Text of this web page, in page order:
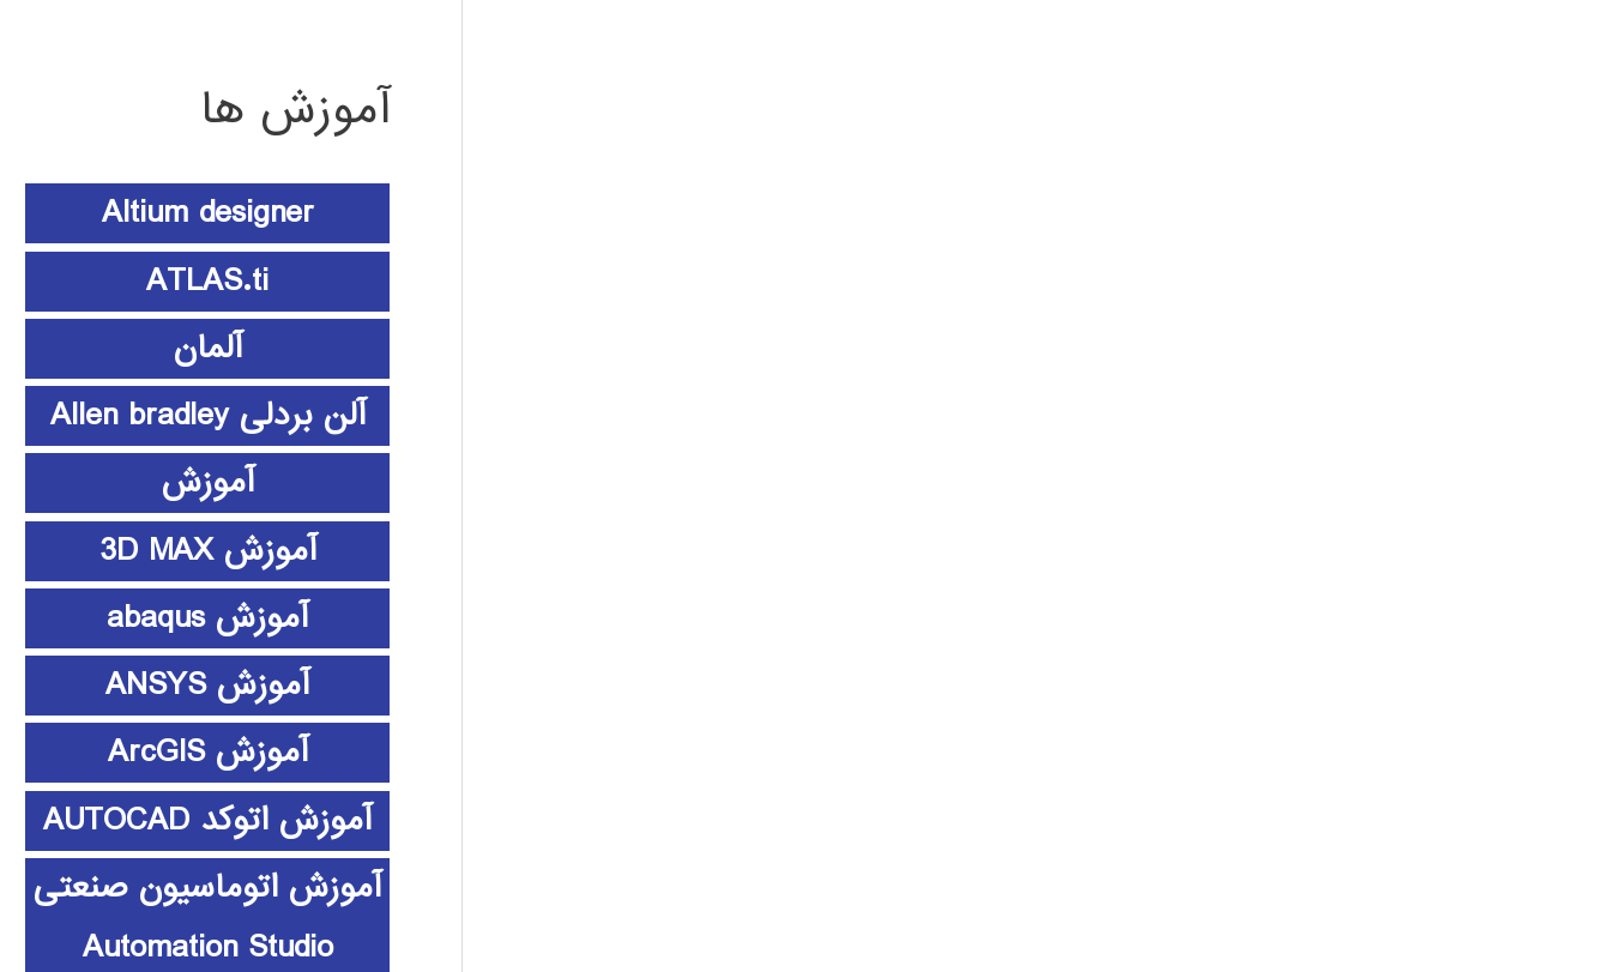
آموزش ها
Altium designer
ATLAS.ti
آلمان
آلن بردلی Allen bradley
آموزش
آموزش 3D MAX
آموزش abaqus
آموزش ANSYS
آموزش ArcGIS
آموزش اتوکد AUTOCAD
آموزش اتوماسیون صنعتی
Automation Studio